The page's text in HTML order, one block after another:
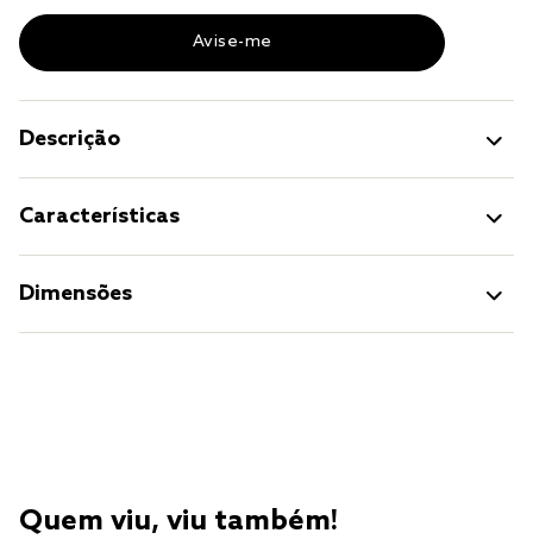
Descrição
Características
Dimensões
Quem viu, viu também!